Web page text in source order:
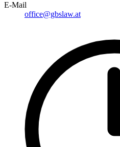
E-Mail
office@gbslaw.at